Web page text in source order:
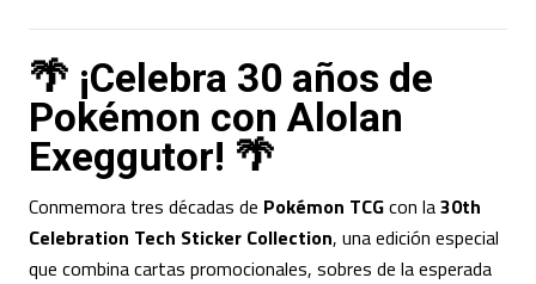
🌴 ¡Celebra 30 años de
Pokémon con Alolan
Exeggutor! 🌴
Conmemora tres décadas de Pokémon TCGcon la30th
Celebration Tech Sticker Collection, una edición especial
que combina cartas promocionales, sobres de la esperada